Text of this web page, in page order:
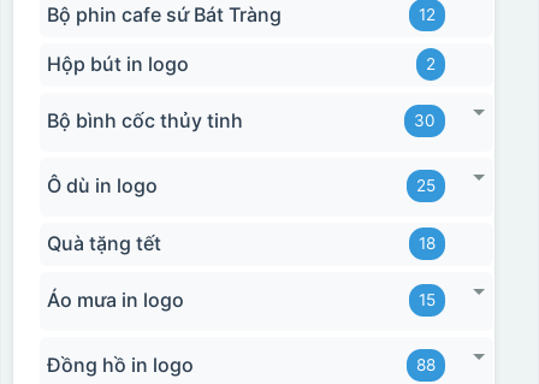
Bộ phin cafe sứ Bát Tràng 12
Hộp bút in logo 2
Bộ bình cốc thủy tinh 30
Ô dù in logo 25
Quà tặng tết 18
Áo mưa in logo 15
Đồng hồ in logo 88